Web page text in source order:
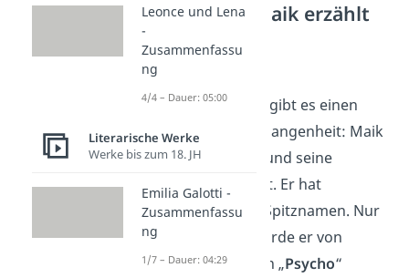
Kapitel 5-8: Maik erzählt
über sich
Kapitel 5
Ab diesem Kapitel gibt es einen
Sprung in die Vergangenheit: Maik
erzählt über sich
und seine
bisherige Schulzeit. Er hat
eigentlich keinen Spitznamen. Nur
in der
wurde er von
seinen Mitschülern „Psycho“
Leonce und Lena
-
Zusammenfassu
ng
4/4 – Dauer: 05:00
Literarische Werke
Werke bis zum 18. JH
Emilia Galotti -
Zusammenfassu
ng
1/7 – Dauer: 04:29